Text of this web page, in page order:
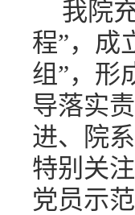
我院
程”，成
组”，形
导落实
进、院
特别关
党员示